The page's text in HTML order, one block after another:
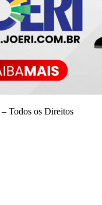
– Todos os Direitos